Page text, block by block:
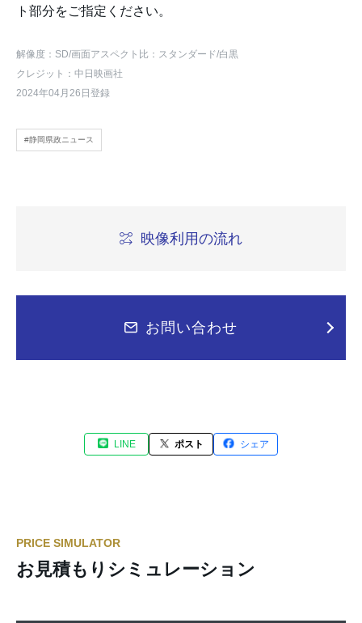
ト部分をご指定ください。
解像度：SD/画面アスペクト比：スタンダード/白黒
クレジット：中日映画社
2024年04月26日登録
#静岡県政ニュース
映像利用の流れ
お問い合わせ
LINE ポスト シェア
PRICE SIMULATOR
お見積もりシミュレーション